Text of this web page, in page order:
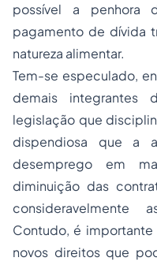
possível a
pagamento de dívida
natureza alimentar.
Tem-se especulado,
demais integrantes
legislação que
dispendiosa que a
desemprego em
diminuição das
consideravelmente
Contudo, é importante
novos direitos que